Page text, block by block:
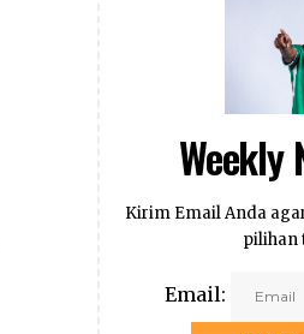
Weekly
Kirim Email Anda
pilihan
Email: